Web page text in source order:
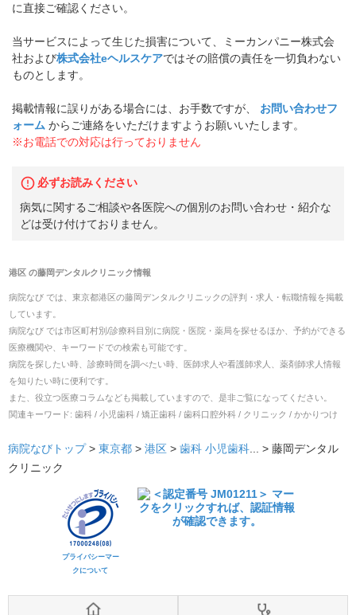
に直接ご確認ください。
当サービスによって生じた損害について、ミーカンパニー株式会
社および株式会社eヘルスケアではその賠償の責任を一切負わない
ものとします。
掲載情報に誤りがある場合には、お手数ですが、
お問い合わせフ
ォーム からご連絡をいただけますようお願いいたします。
※お電話での対応は行っておりません
必ずお読みください
病気に関するご相談や各医院への個別のお問い合わせ・紹介な
どは受け付けておりません。
港区の藤岡デンタルクリニック情報
病院なび では、 東京都港区の藤岡デンタルクリニックの評判・求人・転職情報を掲載
しています。
病院なび では市区町村別/診療科目別に病院・医院・薬局を探せるほか、予約ができる
医療機関や、キーワードでの検索も可能です。
病院を探したい時、診療時間を調べたい時、医師求人や看護師求人、薬剤師求人情報
を知りたい時に便利です。
また、役立つ医療コラムなども掲載していますので、是非ご覧になってください。
関連キーワード: 歯科 / 小児歯科 / 矯正歯科 / 歯科口腔外科 / クリニック / かかりつけ
病院なびトップ > 東京都 > 港区 > 歯科 小児歯科... > 藤岡デンタル
クリニック
プライバシーマー
クについて